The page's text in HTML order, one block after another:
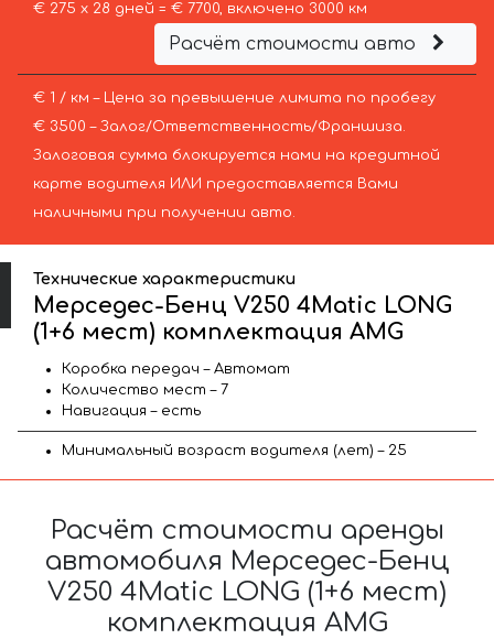
€ 275 х 28 дней = € 7700, включено 3000 км
Расчёт стоимости авто
€ 1 / км – Цена за превышение лимита по пробегу
€ 3500 – Залог/Ответственность/Франшиза.
Залоговая сумма блокируется нами на кредитной
карте водителя ИЛИ предоставляется Вами
наличными при получении авто.
Технические характеристики
Мерседес-Бенц V250 4Matic LONG
(1+6 мест) комплектация AMG
Коробка передач – Автомат
Количество мест – 7
Навигация – есть
Минимальный возраст водителя (лет) – 25
Расчёт стоимости аренды
автомобиля Мерседес-Бенц
V250 4Matic LONG (1+6 мест)
комплектация AMG